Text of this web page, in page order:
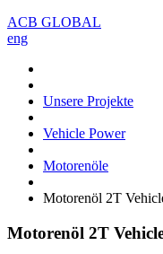
ACB GLOBAL
eng
Unsere Projekte
Vehicle Power
Motorenöle
Motorenöl 2T
Motorenöl 2T